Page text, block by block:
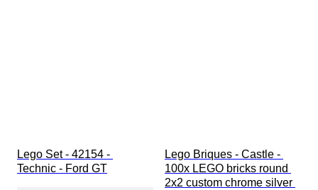
Lego Set - 42154 -
Technic - Ford GT
Lego Briques - Castle -
100x LEGO bricks round
2x2 custom chrome silver